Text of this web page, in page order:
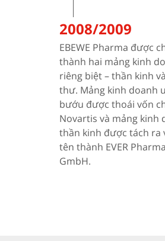
2008/2009
EBEWE Pharma được
thành hai mảng kinh
riêng biệt – thần kinh
thư. Mảng kinh doanh
bướu được thoái vốn
Novartis và mảng kinh
thần kinh được tách ra
tên thành EVER Pharma
GmbH.